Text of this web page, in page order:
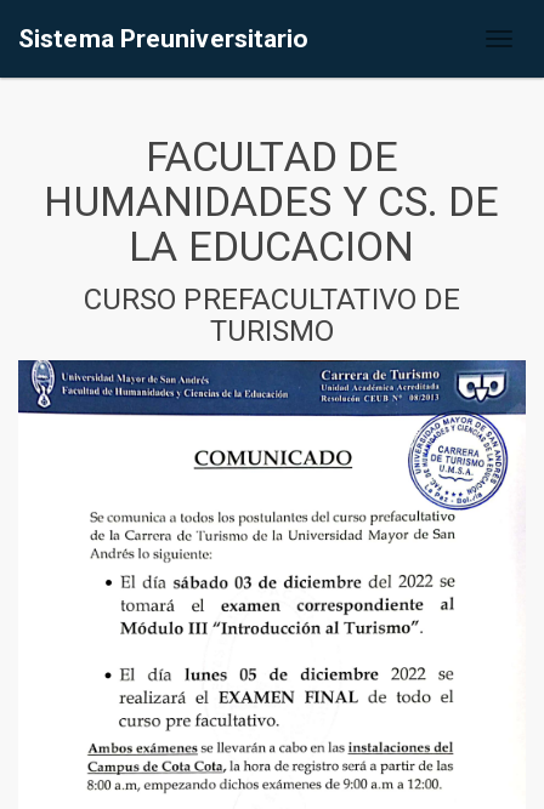
Sistema Preuniversitario
FACULTAD DE
HUMANIDADES Y CS. DE
LA EDUCACION
CURSO PREFACULTATIVO DE
TURISMO